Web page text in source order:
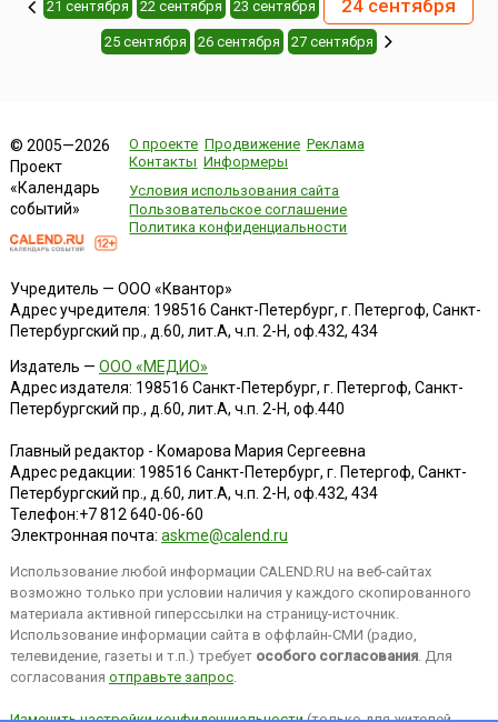
21 сентября 22 сентября 23 сентября 24 сентября
25 сентября 26 сентября 27 сентября
© 2005—2026
Проект
«Календарь
событий»
О проекте Продвижение Реклама
Контакты Информеры
Условия использования сайта
Пользовательское соглашение
Политика конфиденциальности
Учредитель — ООО «Квантор»
Адрес учредителя: 198516 Санкт-Петербург, г. Петергоф, Санкт-
Петербургский пр., д.60, лит.А, ч.п. 2-Н, оф.432, 434
Издатель — ООО «МЕДИО»
Адрес издателя: 198516 Санкт-Петербург, г. Петергоф, Санкт-
Петербургский пр., д.60, лит.А, ч.п. 2-Н, оф.440
Главный редактор - Комарова Мария Сергеевна
Адрес редакции: 198516 Санкт-Петербург, г. Петергоф, Санкт-
Петербургский пр., д.60, лит.А, ч.п. 2-Н, оф.432, 434
Телефон:+7 812 640-06-60
Электронная почта: askme@calend.ru
Использование любой информации CALEND.RU на веб-сайтах
возможно только при условии наличия у каждого скопированного
материала активной гиперссылки на страницу-источник.
Использование информации сайта в оффлайн-СМИ (радио,
телевидение, газеты и т.п.) требует особого согласования. Для
согласования отправьте запрос.